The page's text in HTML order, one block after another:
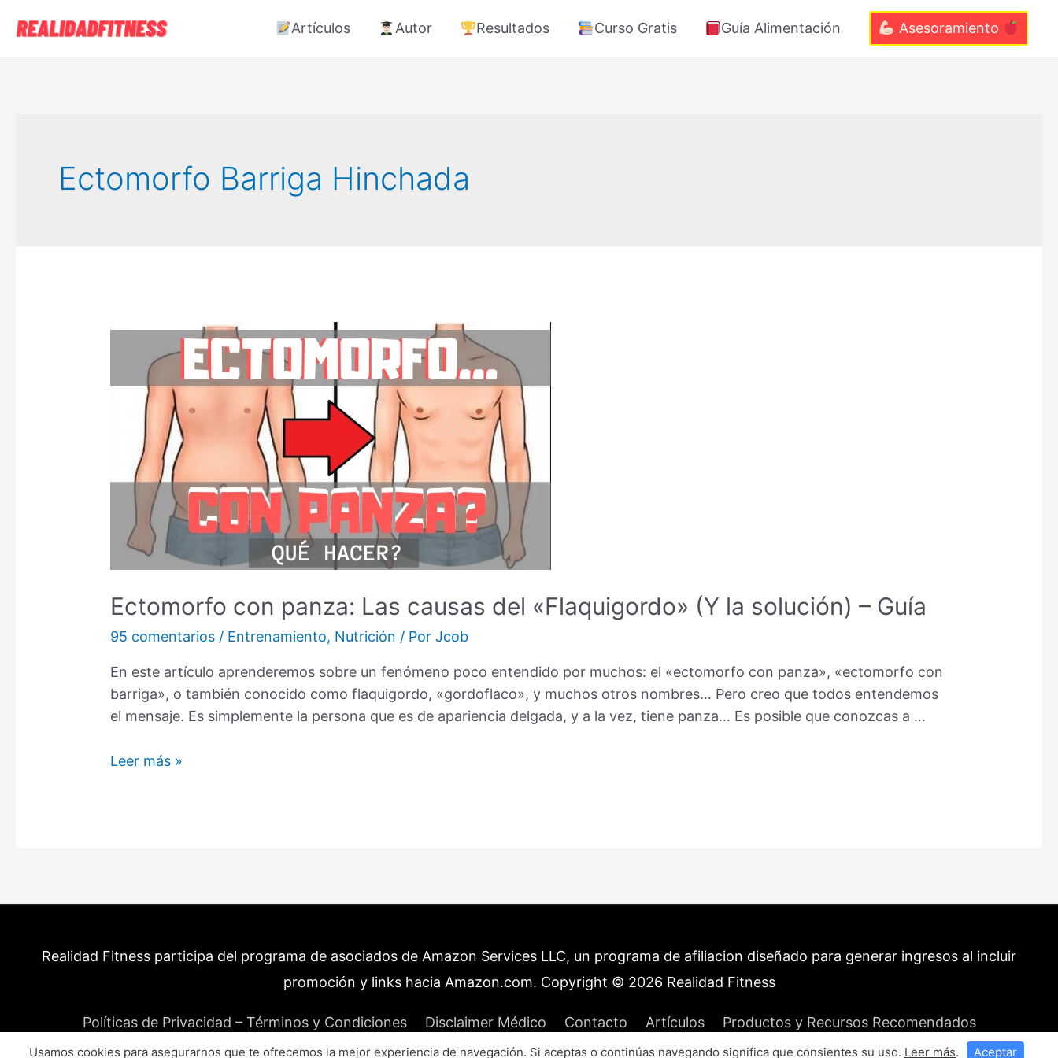
contenido
Artículos Autor Resultados Curso Gratis Guía Alimentación Asesoramiento
Ectomorfo Barriga Hinchada
Ectomorfo con panza: Las causas del «Flaquigordo» (Y la solución) – Guía
95 comentarios / Entrenamiento, Nutrición / PorJcob
En este artículo aprenderemos sobre un fenómeno poco entendido por muchos: el «ectomorfo con panza», «ectomorfo con
barriga», o también conocido como flaquigordo, «gordoflaco», y muchos otros nombres… Pero creo que todos entendemos
el mensaje. Es simplemente la persona que es de apariencia delgada, y a la vez, tiene panza… Es posible que conozcas a …
Ectomorfo
solución)
Leer más »
Realidad Fitness participa del programa de asociados de Amazon Services LLC, un programa de afiliacion diseñado para generar ingresos al incluir
promoción y links hacia Amazon.com. Copyright © 2026 Realidad Fitness
Políticas de Privacidad – Términos y Condiciones Disclaimer Médico Contacto Artículos Productos y Recursos Recomendados
Usamos cookies para asegurarnos que te ofrecemos la mejor experiencia de navegación. Si aceptas o continúas navegando significa que consientes su uso. Leer más. Aceptar